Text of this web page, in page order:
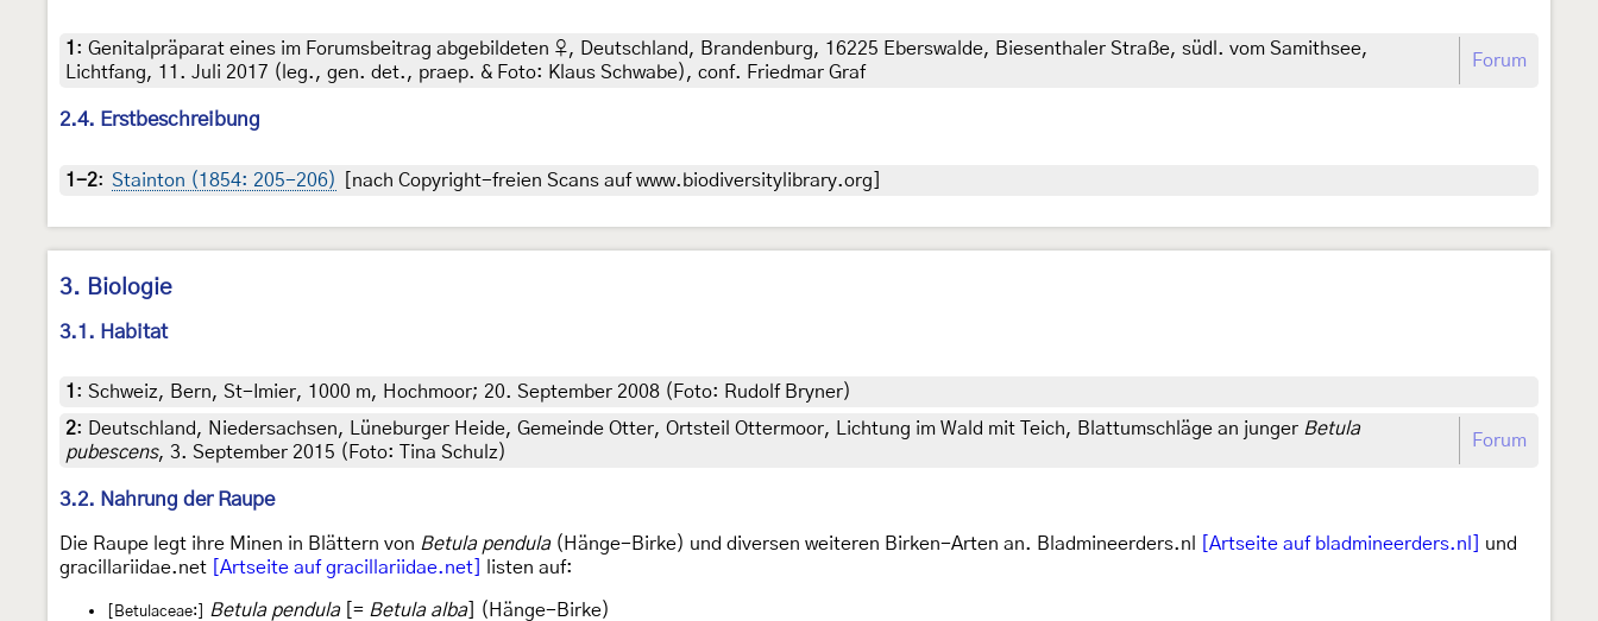
1 : Genitalpräparat eines im Forumsbeitrag abgebildeten ♀, Deutschland, Brandenburg, 16225 Eberswalde, Biesenthaler Straße, südl. vom Samithsee,
Lichtfang, 11. Juli 2017 (leg., gen. det., praep. & Foto: Klaus Schwabe), conf. Friedmar Graf
Forum
2.4. Erstbeschreibung
1-2: Stainton (1854: 205-206) [nach Copyright-freien Scans auf www.biodiversitylibrary.org]
3. Biologie
3.1. Habitat
1 : Schweiz, Bern, St-Imier, 1000 m, Hochmoor; 20. September 2008 (Foto: Rudolf Bryner)
2: Deutschland, Niedersachsen, Lüneburger Heide, Gemeinde Otter, Ortsteil Ottermoor, Lichtung im Wald mit Teich, Blattumschläge an junger Betula
pubescens, 3. September 2015 (Foto: Tina Schulz)
Forum
3.2. Nahrung der Raupe
Die Raupe legt ihre Minen in Blättern von Betula pendula(Hänge-Birke) und diversen weiteren Birken-Arten an. Bladmineerders.nl [Artseite auf bladmineerders.nl]
und
gracillariidae.net
[Artseite auf gracillariidae.net] listen auf:
[Betulaceae:] Betula pendula[= Betula alba] (Hänge-Birke)